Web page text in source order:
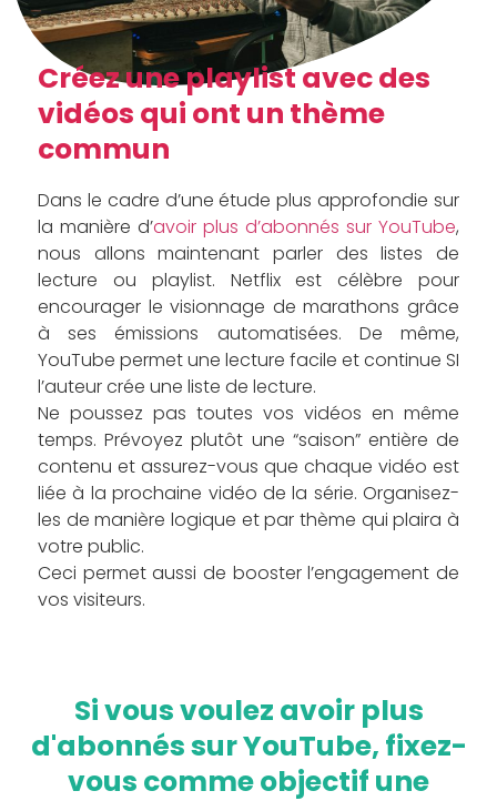
Créez une playlist avec des
vidéos qui ont un thème
commun
Dans le cadre d’une étude plus approfondie sur
la manière d’avoir plus d’abonnés sur YouTube,
nous allons maintenant parler des listes de
lecture ou playlist. Netflix est célèbre pour
encourager le visionnage de marathons grâce
à ses émissions automatisées. De même,
YouTube permet une lecture facile et continue SI
l’auteur crée une liste de lecture.
Ne poussez pas toutes vos vidéos en même
temps. Prévoyez plutôt une “saison” entière de
contenu et assurez-vous que chaque vidéo est
liée à la prochaine vidéo de la série. Organisez-
les de manière logique et par thème qui plaira à
votre public.
Ceci permet aussi de booster l’engagement de
vos visiteurs.
Si vous voulez avoir plus
d'abonnés sur YouTube, fixez-
vous comme objectif une